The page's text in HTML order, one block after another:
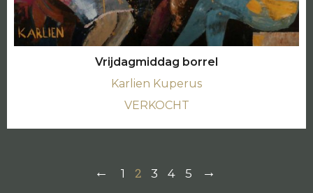
Vrijdagmiddag borrel
Karlien Kuperus
VERKOCHT
1 2 3 4 5